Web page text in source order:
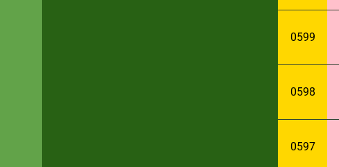
0599
0598
0597